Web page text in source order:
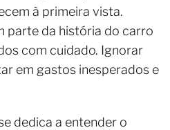
à primeira vista.
parte da história do carro
com cuidado. Ignorar
em gastos inesperados e
dedica a entender o